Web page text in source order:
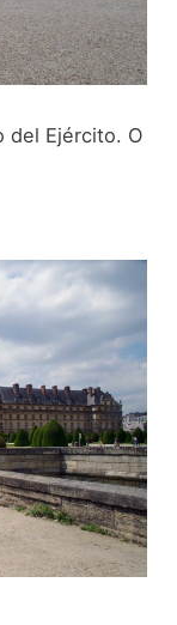
del Ejército. O